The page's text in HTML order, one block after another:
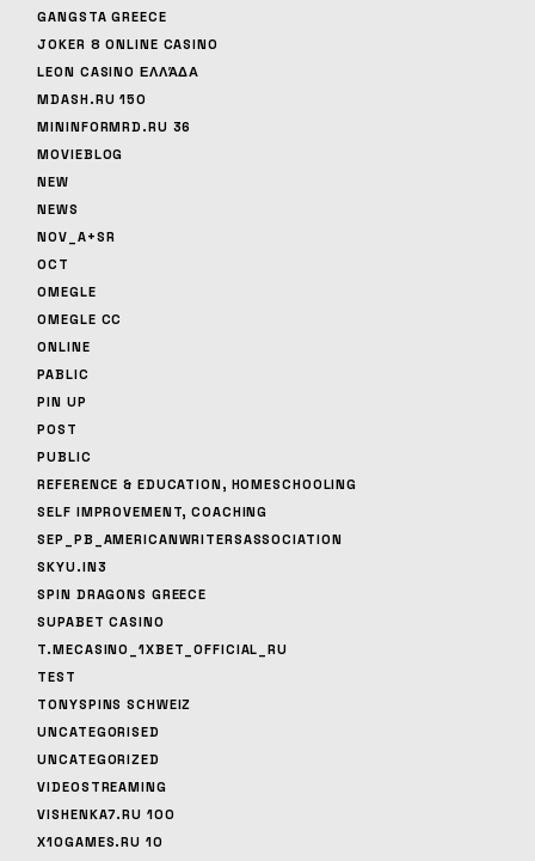
GANGSTA GREECE
JOKER 8 ONLINE CASINO
LEON CASINO ΕΛΛΆΔΑ
MDASH.RU 150
MININFORMRD.RU 36
MOVIEBLOG
NEW
NEWS
NOV_A+SR
OCT
OMEGLE
OMEGLE CC
ONLINE
PABLIC
PIN UP
POST
PUBLIC
REFERENCE & EDUCATION, HOMESCHOOLING
SELF IMPROVEMENT, COACHING
SEP_PB_AMERICANWRITERSASSOCIATION
SKYU.IN3
SPIN DRAGONS GREECE
SUPABET CASINO
T.MECASINO_1XBET_OFFICIAL_RU
TEST
TONYSPINS SCHWEIZ
UNCATEGORISED
UNCATEGORIZED
VIDEOSTREAMING
VISHENKA7.RU 100
X10GAMES.RU 10